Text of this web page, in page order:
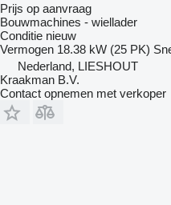
Prijs op aanvraag
Bouwmachines - wiellader
Conditie nieuw
Vermogen 18.38 kW (25 PK)
Nederland, LIESHOUT
Kraakman B.V.
Contact opnemen met verkoper